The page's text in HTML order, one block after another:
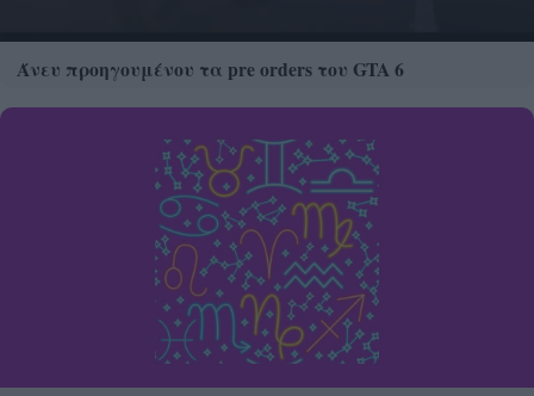
Άνευ προηγουμένου τα pre orders του GTA 6